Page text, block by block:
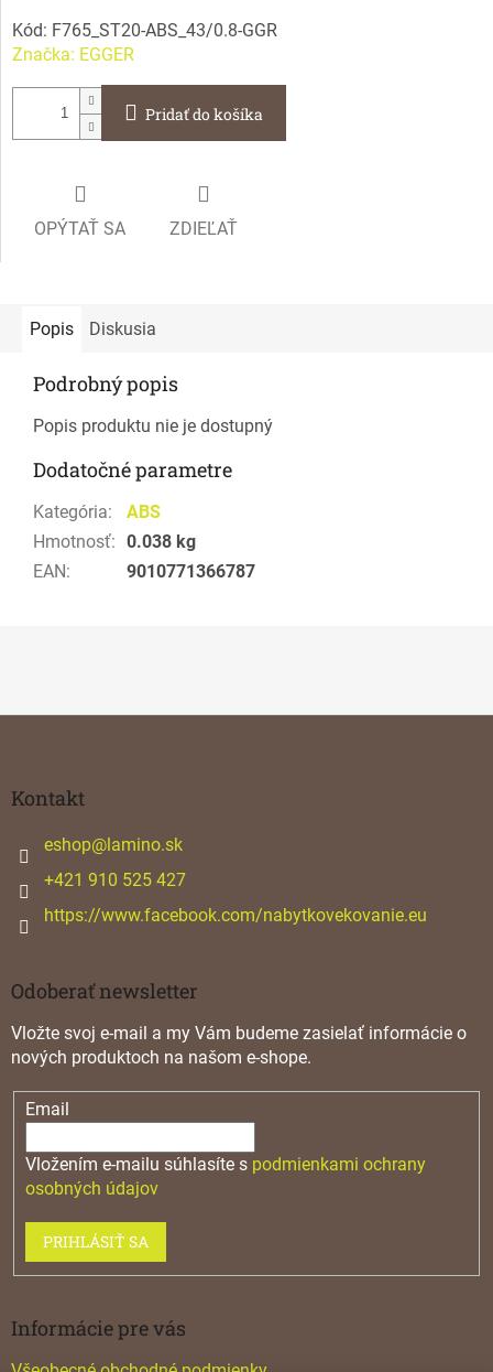
Kód: F765_ST20-ABS_43/0.8-GGR
Značka: EGGER
Pridať do košíka
OPÝTAŤ SA ZDIEĽAŤ
Popis Diskusia
Podrobný popis
Popis produktu nie je dostupný
Dodatočné parametre
Kategória:
ABS
Hmotnosť: 0.038 kg
EAN: 9010771366787
Kontakt
eshop@lamino.sk
+421 910 525 427
https://www.facebook.com/nabytkovekovanie.eu
Odoberať newsletter
Vložte svoj e-mail a my Vám budeme zasielať informácie o
nových produktoch na našom e-shope.
Email
Vložením e-mailu súhlasíte s podmienkami ochrany
osobných údajov
PRIHLÁSIŤ SA
Informácie pre vás